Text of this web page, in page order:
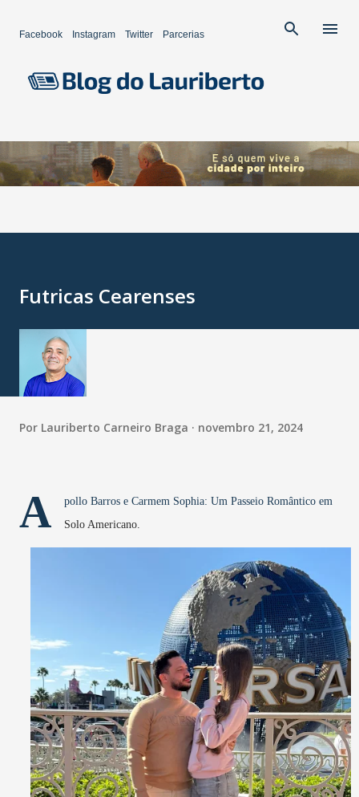
Facebook Instagram Twitter Parcerias
Futricas Cearenses
Por Lauriberto Carneiro Braga novembro 21, 2024
A
pollo Barros e Carmem Sophia: Um Passeio Romântico em
Solo Americano.